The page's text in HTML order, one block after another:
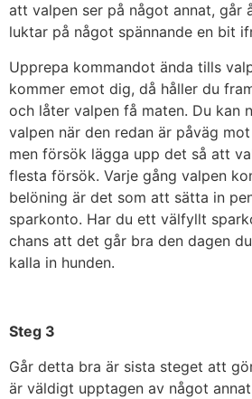
att valpen ser på något annat, går
luktar på något spännande en bit
Upprepa kommandot ända tills
kommer emot dig, då håller du
och låter valpen få maten. Du kan
valpen när den redan är påväg
men försök lägga upp det så att
flesta försök. Varje gång valpen
belöning är det som att sätta in
sparkonto. Har du ett välfyllt
chans att det går bra den dagen
kalla in hunden.
Steg 3
Går detta bra är sista steget att
är väldigt upptagen av något